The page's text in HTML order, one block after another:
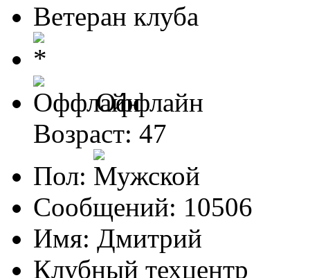
Ветеран клуба
Оффлайн
Возраст: 47
Пол:
Сообщений: 10506
Имя: Дмитрий
Клубный техцентр